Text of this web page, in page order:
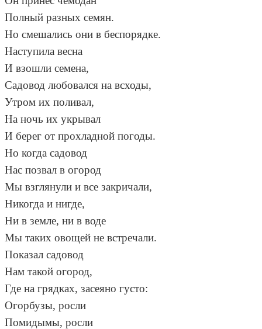
Полный разных семян.
Но смешались они в беспорядке.
Наступила весна
И взошли семена,
Садовод любовался на всходы,
Утром их поливал,
На ночь их укрывал
И берег от прохладной погоды.
Но когда садовод
Нас позвал в огород
Мы взглянули и все закричали,
Никогда и нигде,
Ни в земле, ни в воде
Мы таких овощей не встречали.
Показал садовод
Нам такой огород,
Где на грядках, засеяно густо:
Огорбузы, росли
Помидымы, росли